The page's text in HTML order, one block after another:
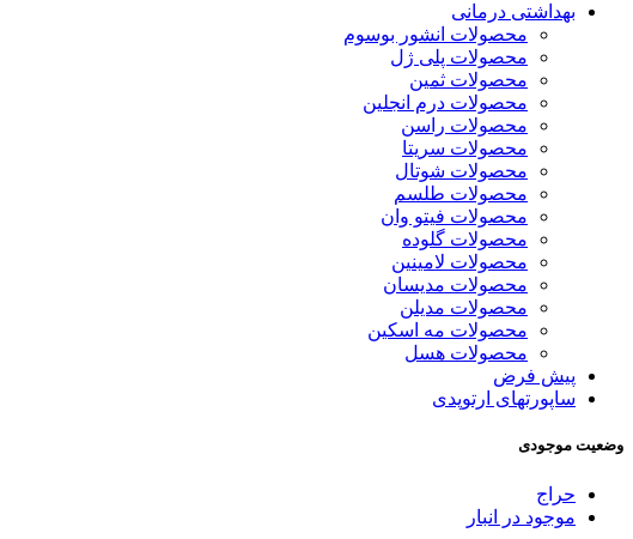
بهداشتی درمانی
محصولات انشور بوسوم
محصولات پلی ژل
محصولات ثمین
محصولات درم انجلین
محصولات راسن
محصولات سریتا
محصولات شوتال
محصولات طلسم
محصولات فیتو وان
محصولات گلوده
محصولات لامینین
محصولات مدیسان
محصولات مدیلن
محصولات مه اسکین
محصولات هسل
پیش فرض
ساپورتهای ارتوپدی
وضعیت موجودی
حراج
موجود در انبار